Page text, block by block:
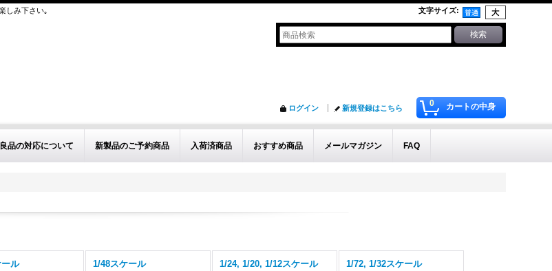
しみ下さい｡ 文字サイズ:
0 カートの中身
ログイン 新規登録はこちら
品の対応について 新製品のご予約商品 入荷済商品 おすすめ商品 メールマガジン FAQ
ル 1/48スケール 1/24, 1/20, 1/12スケール 1/72, 1/32スケール